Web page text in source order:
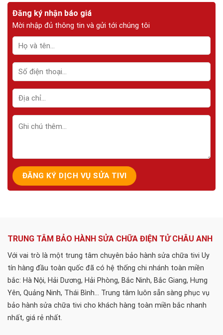
Đăng ký nhận báo giá
Mời nhập đủ thông tin và gửi tới chúng tôi
TRUNG TÂM BẢO HÀNH SỬA CHỮA ĐIỆN TỬ CHÂU ANH
Với vai trò là một trung tâm chuyên bảo hành sửa chữa tivi Uy
tín hàng đầu toàn quốc đã có hệ thống chi nhánh toàn miền
bắc: Hà Nội, Hải Dương, Hải Phòng, Bắc Ninh, Bắc Giang, Hưng
Yên, Quảng Ninh, Thái Bình... Trung tâm luôn sẵn sàng phục vụ
bảo hành sửa chữa tivi cho khách hàng toàn miền bắc nhanh
nhất, giá rẻ nhất.